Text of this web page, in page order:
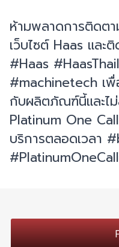
ห้ามพลาดการติดตา
เว็บไซต์ Haas และ
#Haas
#machinetech เพื่
กับผลิตภัณฑ์นี้และไม่
Platinum One
บริการตลอดเวลา